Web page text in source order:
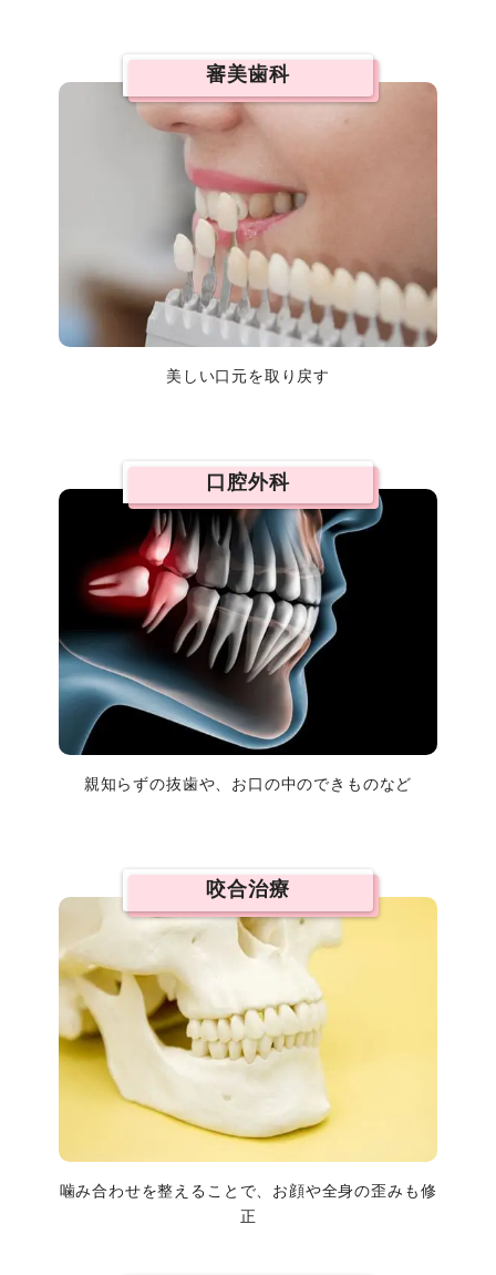
審美歯科
美しい口元を取り戻す
口腔外科
親知らずの抜歯や、お口の中のできものなど
咬合治療
噛み合わせを整えることで、お顔や全身の歪みも修
正